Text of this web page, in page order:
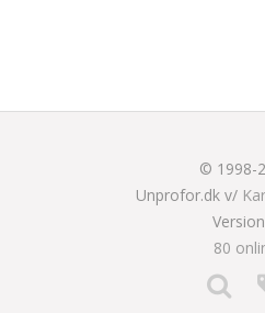
© 1998-
Unprofor.dk v/
80